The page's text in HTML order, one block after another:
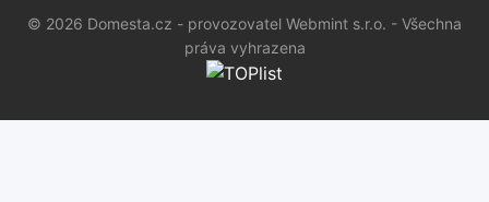
© 2026 Domesta.cz - provozovatel Webmint s.r.o. - Všechna
práva vyhrazena